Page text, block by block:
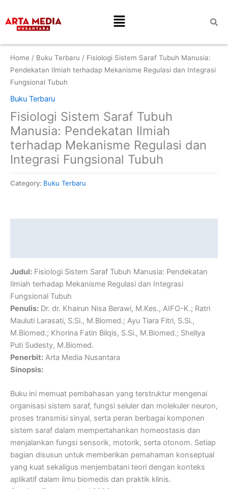
content
Menu
Home / Buku Terbaru / Fisiologi Sistem Saraf Tubuh Manusia:
Pendekatan Ilmiah terhadap Mekanisme Regulasi dan Integrasi
Fungsional Tubuh
Buku Terbaru
Fisiologi Sistem Saraf Tubuh
Manusia: Pendekatan Ilmiah
terhadap Mekanisme Regulasi dan
Integrasi Fungsional Tubuh
Category: Buku Terbaru
Judul: Fisiologi Sistem Saraf Tubuh Manusia: Pendekatan
Ilmiah terhadap Mekanisme Regulasi dan Integrasi
Fungsional Tubuh
Penulis: Dr. dr. Khairun Nisa Berawi, M.Kes., AIFO-K.; Ratri
Mauluti Larasati, S.Si., M.Biomed.; Ayu Tiara Fitri, S.Si.,
M.Biomed.; Khorina Fatin Bilqis, S.Si., M.Biomed.; Shellya
Puti Sudesty, M.Biomed.
Penerbit: Arta Media Nusantara
Sinopsis:
Buku ini memuat pembahasan yang terstruktur mengenai
organisasi sistem saraf, fungsi seluler dan molekuler neuron,
proses transmisi sinyal, serta peran berbagai komponen
sistem saraf dalam mempertahankan homeostasis dan
menjalankan fungsi sensorik, motorik, serta otonom. Setiap
bagian disusun untuk memberikan pemahaman konseptual
yang kuat sekaligus menjembatani teori dengan konteks
aplikatif dalam ilmu biomedis dan praktik klinis.